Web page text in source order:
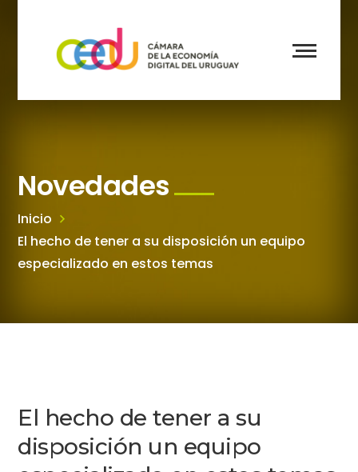
Novedades
Inicio
El hecho de tener a su disposición un equipo
especializado en estos temas
El hecho de tener a su
disposición un equipo